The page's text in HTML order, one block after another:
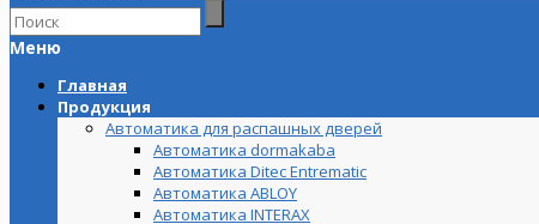
Меню
Главная
Продукция
Автоматика для распашных дверей
Автоматика dormakaba
Автоматика Ditec Entrematic
Автоматика ABLOY
Автоматика INTERAX